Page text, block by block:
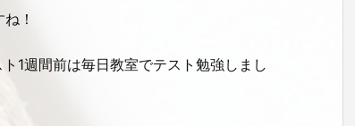
！
1週間前は毎日教室でテスト勉強しまし